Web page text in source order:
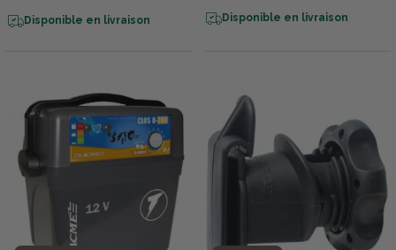
Disponible en livraison Disponible en livraison